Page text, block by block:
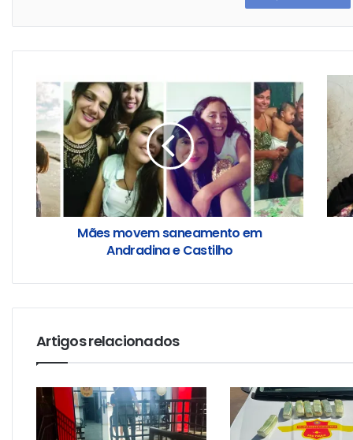
Mães movem saneamento em
Andradina e Castilho
Artigos relacionados